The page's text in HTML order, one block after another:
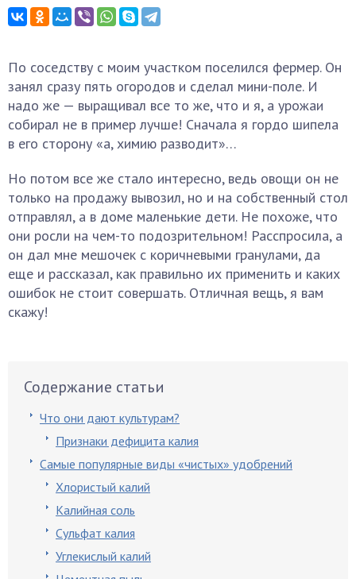
По соседству с моим участком поселился фермер. Он
занял сразу пять огородов и сделал мини-поле. И
надо же — выращивал все то же, что и я, а урожаи
собирал не в пример лучше! Сначала я гордо шипела
в его сторону «а, химию разводит»…
Но потом все же стало интересно, ведь овощи он не
только на продажу вывозил, но и на собственный стол
отправлял, а в доме маленькие дети. Не похоже, что
они росли на чем-то подозрительном! Расспросила, а
он дал мне мешочек с коричневыми гранулами, да
еще и рассказал, как правильно их применить и каких
ошибок не стоит совершать. Отличная вещь, я вам
скажу!
Содержание статьи
Что они дают культурам?
Признаки дефицита калия
Самые популярные виды «чистых» удобрений
Хлористый калий
Калийная соль
Сульфат калия
Углекислый калий